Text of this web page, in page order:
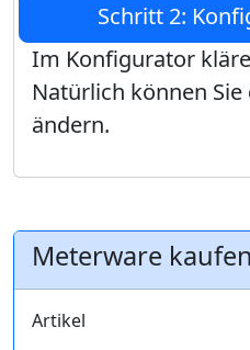
Schritt 2:
Im Konfigurator
Natürlich können
ändern.
Meterware kaufen
Artikel